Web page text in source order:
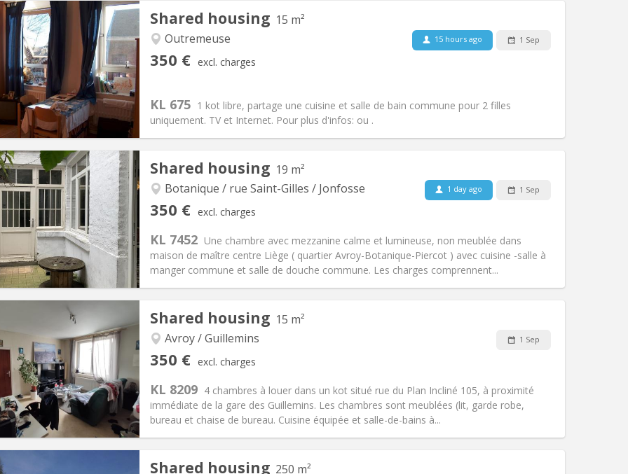
Info
€
60 €
12 months
No
Kitchen:Shared kitchen
Surface:180 m2
Atmosphere:Calm, warm, studious
Access for disabled:No
Shared housing 15 m²
Outremeuse
350 € excl. charges
15 hours ago 1 Sep
KL 675 1 kot libre, partage une cuisine et salle de bain commune pour 2 filles
uniquement. TV et Internet. Pour plus d'infos: ou .
Info
€
35 €
12 months
With conditions
Arrangement
Bathroom:Shared bathroom
Shared kitchen
Surface:15 m 2
Private rooms:1
Other
community, calm
Access for disabled: No
Shared housing 19 m²
Botanique / rue Saint-Gilles / Jonfosse
350 € excl. charges
1 day ago 1 Sep
KL 7452 Une chambre avec mezzanine calme et lumineuse, non meublée dans
maison de maître centre Liège ( quartier Avroy-Botanique-Piercot ) avec cuisine -salle à
manger commune et salle de douche commune. Les charges comprennent...
Info
€ Bathroom:
Kitchen:Shared kitchen
Surface:19 m2
Shared housing 15 m²
Avroy / Guillemins
350 € excl. charges
1 Sep
KL 8209 4 chambres à louer dans un kot situé rue du Plan Incliné 105, à proximité
immédiate de la gare des Guillemins. Les chambres sont meublées (lit, garde robe,
bureau et chaise de bureau. Cuisine équipée et salle-de-bains à...
Surface:15 m
Shared housing 250 m²